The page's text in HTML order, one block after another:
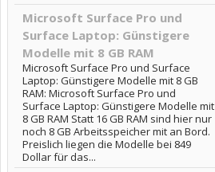
Microsoft Surface Pro und
Surface Laptop: Günstigere
Modelle mit 8 GB RAM
Microsoft Surface Pro und Surface
Laptop: Günstigere Modelle mit 8 GB
RAM: Microsoft Surface Pro und
Surface Laptop: Günstigere Modelle mit
8 GB RAM Statt 16 GB RAM sind hier nur
noch 8 GB Arbeitsspeicher mit an Bord.
Preislich liegen die Modelle bei 849
Dollar für das...